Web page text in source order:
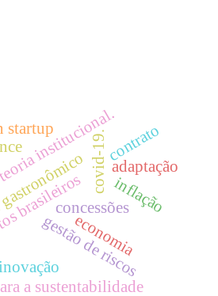
covid-19.
concessões
brasileiros
institucional.
gestão de riscos
startup
adaptação
economia
a sustentabilidade
contrato
inflação